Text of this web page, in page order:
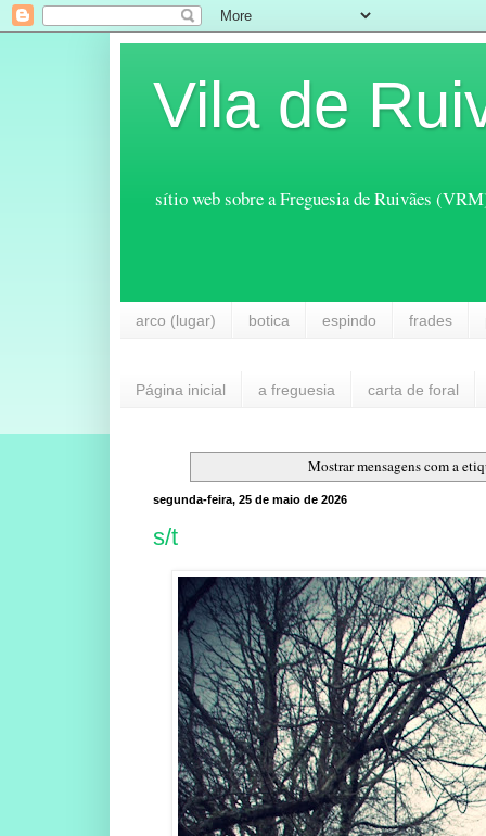
Vila de
sítio web sobre a Freguesia de Ruivães
arco (lugar) botica espindo frades
Página inicial a freguesia carta de foral
Mostrar mensagens com a
segunda-feira, 25 de maio de 2026
s/t